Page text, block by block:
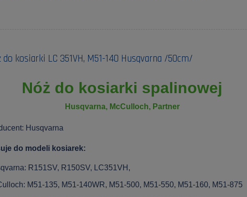
do kosiarki LC 351VH, M51-140 Husqvarna /50cm/
Nóż do kosiarki spalinowej
Husqvarna, McCulloch, Partner
Husqvarna
do modeli kosiarek:
R151SV, R150SV, LC351VH,
M51-135, M51-140WR, M51-500, M51-550, M51-160, M51-875